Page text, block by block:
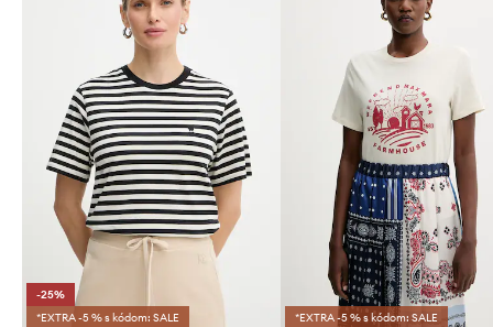
-25%
*EXTRA -5 % s kódom: SALE
*EXTRA -5 % s kódom: SALE